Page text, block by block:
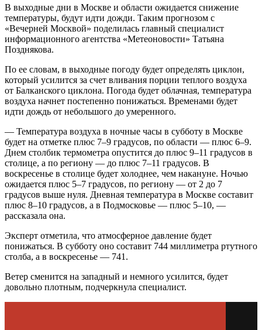
В выходные дни в Москве и области ожидается снижение
температуры, будут идти дожди. Таким прогнозом с
«Вечерней Москвой» поделилась главный специалист
информационного агентства «Метеоновости» Татьяна
Позднякова.
По ее словам, в выходные погоду будет определять циклон,
который усилится за счет вливания порции теплого воздуха
от Балканского циклона. Погода будет облачная, температура
воздуха начнет постепенно понижаться. Временами будет
идти дождь от небольшого до умеренного.
— Температура воздуха в ночные часы в субботу в Москве
будет на отметке плюс 7–9 градусов, по области — плюс 6–9.
Днем столбик термометра опустится до плюс 9–11 градусов в
столице, а по региону — до плюс 7–11 градусов. В
воскресенье в столице будет холоднее, чем накануне. Ночью
ожидается плюс 5–7 градусов, по региону — от 2 до 7
градусов выше нуля. Дневная температура в Москве составит
плюс 8–10 градусов, а в Подмосковье — плюс 5–10, —
рассказала она.
Эксперт отметила, что атмосферное давление будет
понижаться. В субботу оно составит 744 миллиметра ртутного
столба, а в воскресенье — 741.
Ветер сменится на западный и немного усилится, будет
довольно плотным, подчеркнула специалист.